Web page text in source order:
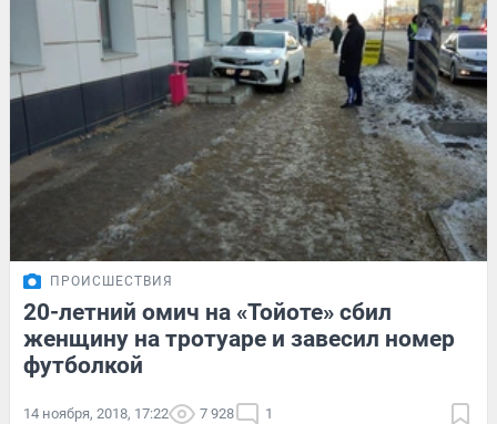
ПРОИСШЕСТВИЯ
20-летний омич на «Тойоте» сбил
женщину на тротуаре и завесил номер
футболкой
14 ноября, 2018, 17:22 7 928 1